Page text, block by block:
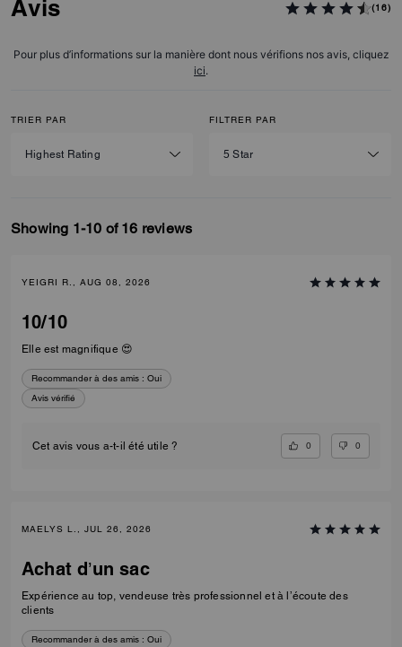
Avis (16)
Pour plus d’informations sur la manière dont nous vérifions nos avis, cliquez
ici.
TRIER PAR FILTRER PAR
Showing 1-10 of 16 reviews
YEIGRI R., AUG 08, 2026
10/10
Elle est magnifique 😍
Recommander à des amis : Oui
Avis vérifié
Cet avis vous a-t-il été utile ? 0 0
MAELYS L., JUL 26, 2026
Achat d’un sac
Expérience au top, vendeuse très professionnel et à l’écoute des
clients
Recommander à des amis : Oui